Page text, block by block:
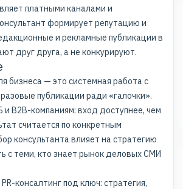
платными каналами и
формирует репутацию и
и рекламные публикации в
друг друга, а не конкурируют.
бизнеса — это системная работа с
публикации ради «галочки».
B2B-компаниям: вход доступнее, чем
считается по конкретным
консультанта влияет на стратегию
с теми, кто знает рынок деловых СМИ
консалтинг под ключ: стратегия,